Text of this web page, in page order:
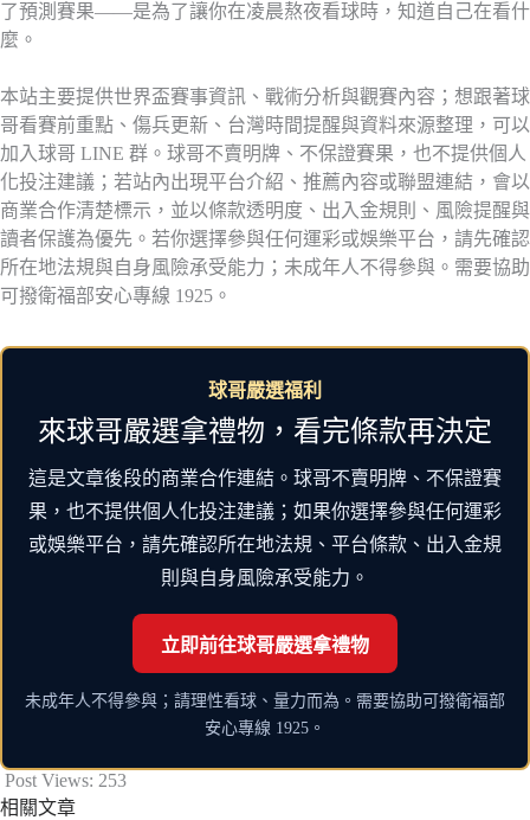
了預測賽果——是為了讓你在凌晨熬夜看球時，知道自己在看什
麼。
本站主要提供世界盃賽事資訊、戰術分析與觀賽內容；想跟著球
哥看賽前重點、傷兵更新、台灣時間提醒與資料來源整理，可以
加入球哥 LINE 群。球哥不賣明牌、不保證賽果，也不提供個人
化投注建議；若站內出現平台介紹、推薦內容或聯盟連結，會以
商業合作清楚標示，並以條款透明度、出入金規則、風險提醒與
讀者保護為優先。若你選擇參與任何運彩或娛樂平台，請先確認
所在地法規與自身風險承受能力；未成年人不得參與。需要協助
可撥衛福部安心專線 1925。
球哥嚴選福利
來球哥嚴選拿禮物，看完條款再決定
這是文章後段的商業合作連結。球哥不賣明牌、不保證賽
果，也不提供個人化投注建議；如果你選擇參與任何運彩
或娛樂平台，請先確認所在地法規、平台條款、出入金規
則與自身風險承受能力。
立即前往球哥嚴選拿禮物
未成年人不得參與；請理性看球、量力而為。需要協助可撥衛福部
安心專線 1925。
Post Views: 253
相關文章